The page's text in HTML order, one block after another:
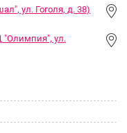
ул. Гоголя, д. 38)
"Олимпия", ул.